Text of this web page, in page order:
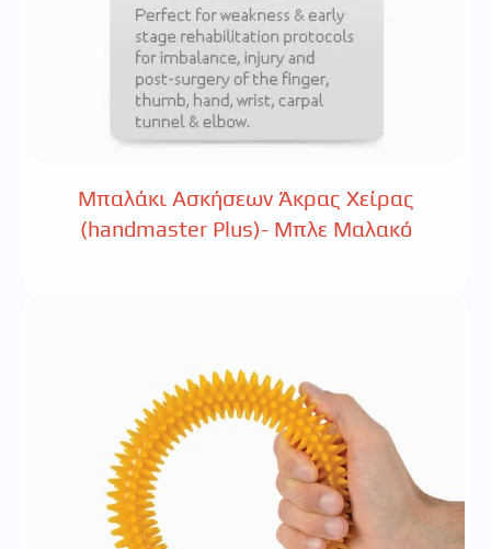
Μπαλάκι Ασκήσεων Άκρας Χείρας
(handmaster Plus)- Μπλε Μαλακό